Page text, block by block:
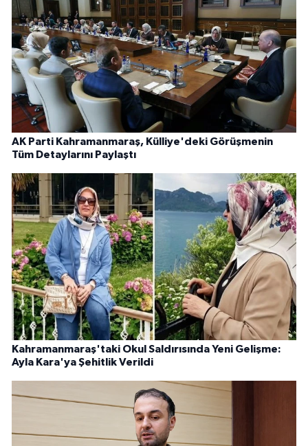
AK Parti Kahramanmaraş, Külliye'deki Görüşmenin
Tüm Detaylarını Paylaştı
Kahramanmaraş'taki Okul Saldırısında Yeni Gelişme:
Ayla Kara'ya Şehitlik Verildi